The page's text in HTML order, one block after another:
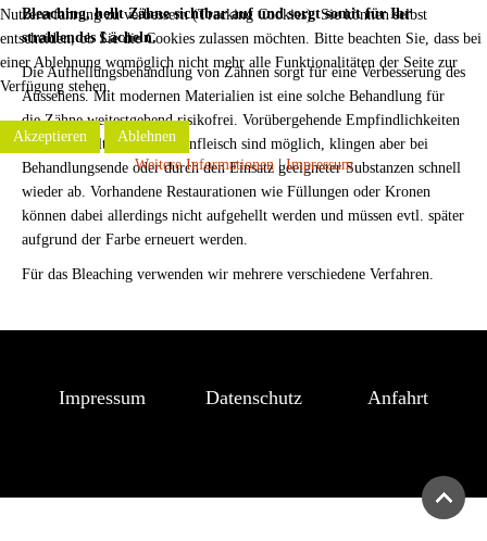
Bleaching, hellt Zähne sichtbar auf und sorgt somit für Ihr
strahlendes Lächeln.
Die Aufhellungsbehandlung von Zähnen sorgt für eine Verbesserung des
Aussehens. Mit modernen Materialien ist eine solche Behandlung für
die Zähne weitestgehend risikofrei. Vorübergehende Empfindlichkeiten
bei warm/kalt oder am Zahnfleisch sind möglich, klingen aber bei
Behandlungsende oder durch den Einsatz geeigneter Substanzen schnell
wieder ab. Vorhandene Restaurationen wie Füllungen oder Kronen
können dabei allerdings nicht aufgehellt werden und müssen evtl. später
aufgrund der Farbe erneuert werden.
Für das Bleaching verwenden wir mehrere verschiedene Verfahren.
Impressum Datenschutz Anfahrt
Nutzererfahrung zu verbessern (Tracking Cookies). Sie können selbst
entscheiden, ob Sie die Cookies zulassen möchten. Bitte beachten Sie, dass bei
einer Ablehnung womöglich nicht mehr alle Funktionalitäten der Seite zur
Verfügung stehen.
Akzeptieren
Ablehnen
Weitere Informationen|Impressum